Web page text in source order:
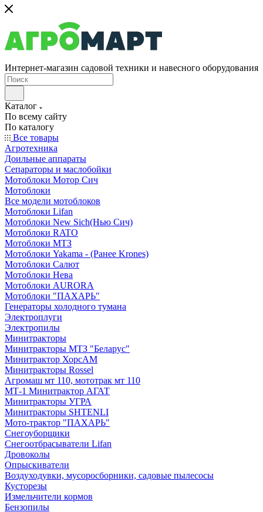
Интернет-магазин садовой техники и навесного оборудования
Каталог
По всему сайту
По каталогу
Все товары
Агротехника
Доильные аппараты
Сепараторы и маслобойки
Мотоблоки Мотор Сич
Мотоблоки
Все модели мотоблоков
Мотоблоки Lifan
Мотоблоки New Sich(Нью Сич)
Мотоблоки RATO
Мотоблоки МТЗ
Мотоблоки Yakama - (Ранее Krones)
Мотоблоки Салют
Мотоблоки Нева
Мотоблоки AURORA
Мотоблоки "ПАХАРЬ"
Генераторы холодного тумана
Электроплуги
Электропилы
Минитракторы
Минитракторы МТЗ "Беларус"
Минитрактор ХорсАМ
Минитракторы Rossel
Агромаш мт 110, мототрак мт 110
МТ-1 Минитрактор АГАТ
Минитракторы УГРА
Минитракторы SHTENLI
Мото-трактор "ПАХАРЬ"
Снегоуборщики
Снегоотбрасыватели Lifan
Дровоколы
Опрыскиватели
Воздуходувки, мусоросборники, cадовые пылесосы
Кусторезы
Измельчители кормов
Бензопилы